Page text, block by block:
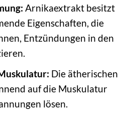
Arnikaextrakt besitzt
Eigenschaften, die
Entzündungen in den
Die ätherischen
auf die Muskulatur
lösen.